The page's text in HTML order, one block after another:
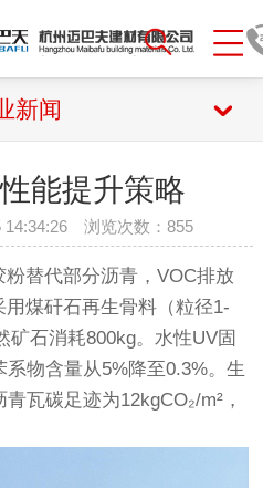
新闻
能提升策略
14:34:26 浏览次数：855
替代部分沥青，VOC排放
煤矸石再生骨料（粒径1-
矿石消耗800kg。水性UV固
物含量从5%降至0.3%。生
瓦碳足迹为12kgCO₂/m²，